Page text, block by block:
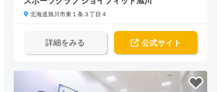
北海道旭川市東１条３丁目４
詳細をみる 公式サイト